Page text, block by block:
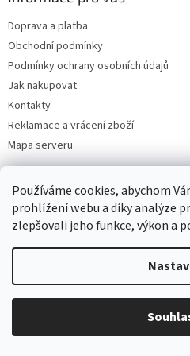
Používáme cookies, abychom
prohlížení webu a díky analýze
zlepšovali jeho funkce, výkon a
Doprava a platba
Obchodní podmínky
Podmínky ochrany osobních údajů
Jak nakupovat
Kontakty
Reklamace a vrácení zboží
Mapa serveru
Odebírat newsletter
Vložte svůj e-mail a my vám budeme
produktech na našem e-shopu.
E-mail
Vložením e-mailu souhlasíte s